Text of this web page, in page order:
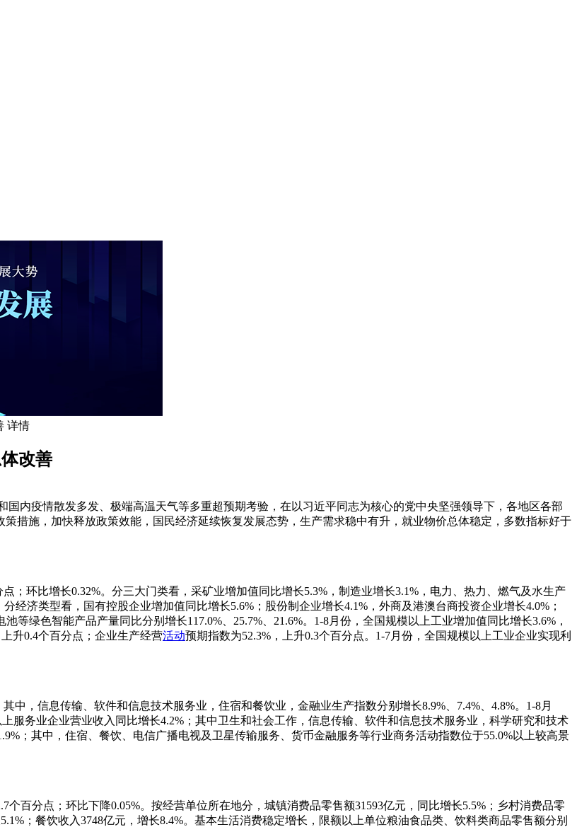
详情
改善
内疫情散发多发、极端高温天气等多重超预期考验，在以习近平同志为核心的党中央坚强领导下，各地区各部
措施，加快释放政策效能，国民经济延续恢复发展态势，生产需求稳中有升，就业物价总体稳定，多数指标好于
环比增长0.32%。分三大门类看，采矿业增加值同比增长5.3%，制造业增长3.1%，电力、热力、燃气及水生产
经济类型看，国有控股企业增加值同比增长5.6%；股份制企业增长4.1%，外商及港澳台商投资企业增长4.0%；
等绿色智能产品产量同比分别增长117.0%、25.7%、21.6%。1-8月份，全国规模以上工业增加值同比增长3.6%，
升0.4个百分点；企业生产经营活动预期指数为52.3%，上升0.3个百分点。1-7月份，全国规模以上工业企业实现利
，信息传输、软件和信息技术服务业，住宿和餐饮业，金融业生产指数分别增长8.9%、7.4%、4.8%。1-8月
服务业企业营业收入同比增长4.2%；其中卫生和社会工作，信息传输、软件和信息技术服务业，科学研究和技术
；其中，住宿、餐饮、电信广播电视及卫星传输服务、货币金融服务等行业商务活动指数位于55.0%以上较高景
百分点；环比下降0.05%。按经营单位所在地分，城镇消费品零售额31593亿元，同比增长5.5%；乡村消费品零
；餐饮收入3748亿元，增长8.4%。基本生活消费稳定增长，限额以上单位粮油食品类、饮料类商品零售额分别